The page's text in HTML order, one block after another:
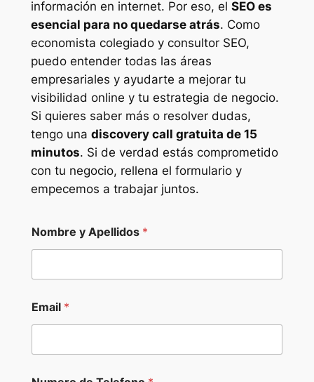
información en internet. Por eso, el SEO es
esencial para no quedarse atrás. Como
economista colegiado y consultor SEO,
puedo entender todas las áreas
empresariales y ayudarte a mejorar tu
visibilidad online y tu estrategia de negocio.
Si quieres saber más o resolver dudas,
tengo una discovery call gratuita de 15
minutos. Si de verdad estás comprometido
con tu negocio, rellena el formulario y
empecemos a trabajar juntos.
Nombre y Apellidos *
Email *